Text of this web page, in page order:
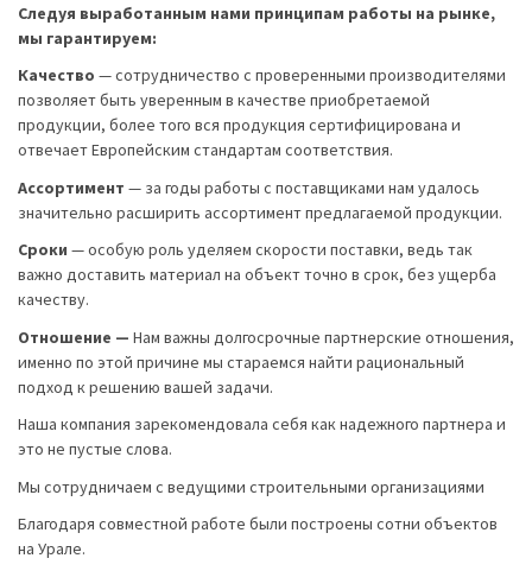
Следуя выработанным нами принципам работы на рынке,
мы гарантируем:
Качество — сотрудничество с проверенными производителями
позволяет быть уверенным в качестве приобретаемой
продукции, более того вся продукция сертифицирована и
отвечает Европейским стандартам соответствия.
Ассортимент — за годы работы с поставщиками нам удалось
значительно расширить ассортимент предлагаемой продукции.
Сроки — особую роль уделяем скорости поставки, ведь так
важно доставить материал на объект точно в срок, без ущерба
качеству.
Отношение — Нам важны долгосрочные партнерские отношения,
именно по этой причине мы стараемся найти рациональный
подход к решению вашей задачи.
Наша компания зарекомендовала себя как надежного партнера и
это не пустые слова.
Мы сотрудничаем с ведущими строительными организациями
Благодаря совместной работе были построены сотни объектов
на Урале.